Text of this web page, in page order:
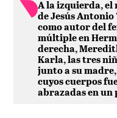
A la izquierda,
de Jesús Antonio
como autor del
múltiple en
derecha,
Karla, las tres
junto a su
cuyos cuerpos
abrazadas en un